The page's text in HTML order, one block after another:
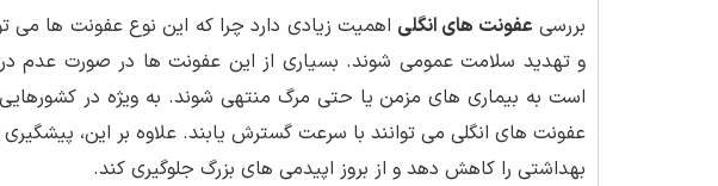
بررسی عفونت های انگلی اهمیت زیادی دارد چرا که این نوع عفونت ها می
و تهدید سلامت عمومی شوند. بسیاری از این عفونت ها در صورت
است به بیماری های مزمن یا حتی مرگ منتهی شوند. به ویژه در کشورهایی
عفونت های انگلی می توانند با سرعت گسترش یابند. علاوه بر این،
بهداشتی را کاهش دهد و از بروز اپیدمی های بزرگ جلوگیری کند.